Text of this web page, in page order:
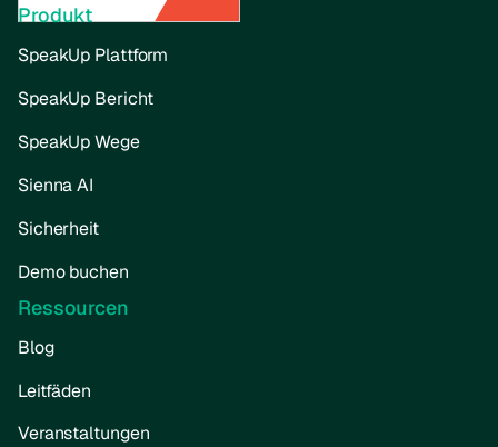
Produkt
SpeakUp Plattform
SpeakUp Bericht
SpeakUp Wege
Sienna AI
Sicherheit
Demo buchen
Ressourcen
Blog
Leitfäden
Veranstaltungen